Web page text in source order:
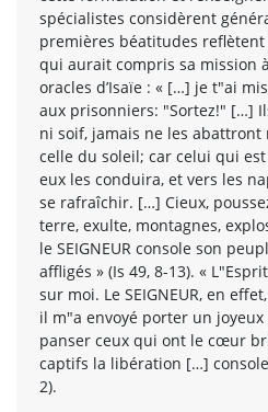
spécialistes considèrent
premières béatitudes
qui aurait compris sa mission
oracles d’Isaïe : « […] je t"ai
aux prisonniers: "Sortez!" […]
ni soif, jamais ne les
celle du soleil; car celui qui
eux les conduira, et vers les
se rafraîchir. […] Cieux,
terre, exulte, montagnes,
le SEIGNEUR console son
affligés » (Is 49, 8-13). «
sur moi. Le SEIGNEUR, en
il m"a envoyé porter un joyeux
panser ceux qui ont le cœur
captifs la libération […]
2).